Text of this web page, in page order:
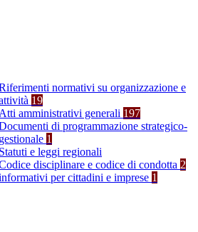
normativi su organizzazione e
19
Atti amministrativi generali 197
di programmazione strategico-
gestionale 1
Statuti e leggi regionali
disciplinare e codice di condotta 2
per cittadini e imprese 1